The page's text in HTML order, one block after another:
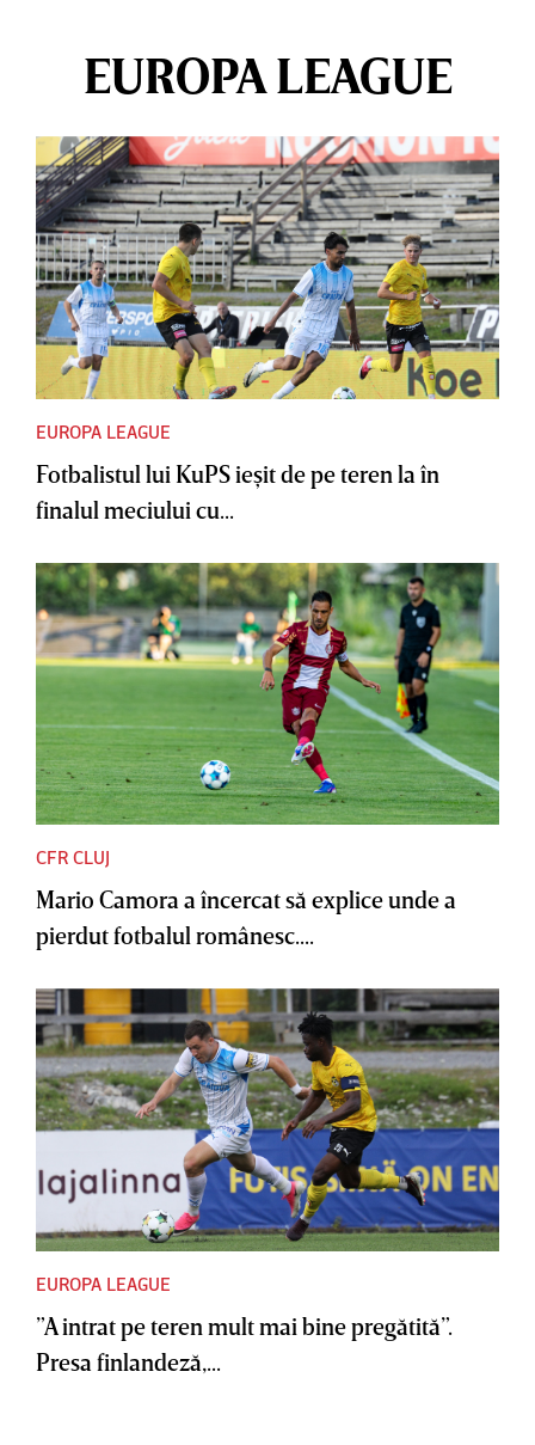
EUROPA LEAGUE
EUROPA LEAGUE
Fotbalistul lui KuPS ieşit de pe teren la în
finalul meciului cu...
CFR CLUJ
Mario Camora a încercat să explice unde a
pierdut fotbalul românesc....
EUROPA LEAGUE
”A intrat pe teren mult mai bine pregătită”.
Presa finlandeză,...